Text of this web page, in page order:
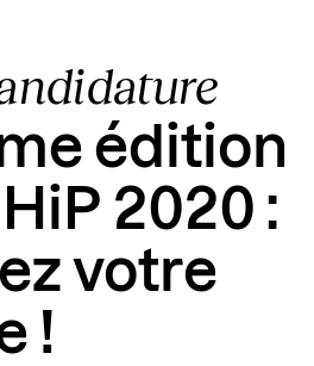
édition
2020 :
votre
!